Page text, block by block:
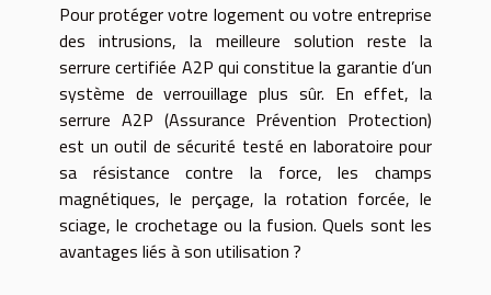
Pour protéger votre logement ou votre entreprise
des intrusions, la meilleure solution reste la
serrure certifiée A2P qui constitue la garantie d’un
système de verrouillage plus sûr. En effet, la
serrure A2P (Assurance Prévention Protection)
est un outil de sécurité testé en laboratoire pour
sa résistance contre la force, les champs
magnétiques, le perçage, la rotation forcée, le
sciage, le crochetage ou la fusion. Quels sont les
avantages liés à son utilisation ?